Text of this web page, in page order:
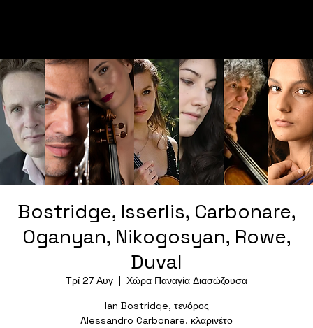
Bostridge, Isserlis, Carbonare,
Oganyan, Nikogosyan, Rowe,
Duval
Τρί 27 Αυγ
  |
Χώρα Παναγία Διασώζουσα
Ian Bostridge, τενόρος
Alessandro Carbonare, κλαρινέτο